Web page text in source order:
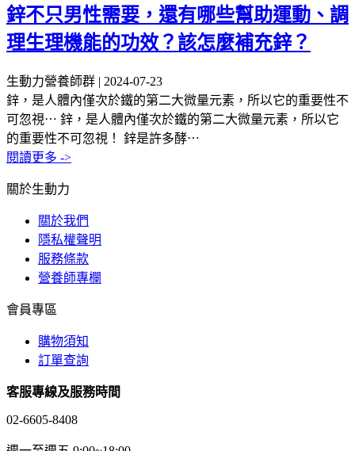
鋅不只男性需要，還有哪些幫助運動、調
理生理機能的功效？該怎麼補充鋅？
生動力營養師群 | 2024-07-23
鋅，是人體內僅次於鐵的第二大微量元素，所以它的重要性不
可忽視⋯ 鋅，是人體內僅次於鐵的第二大微量元素，所以它
的重要性不可忽視！ 鋅是許多酵⋯
閱讀更多 ->
關於生動力
關於我們
隱私權聲明
服務條款
營養師專欄
會員專區
購物須知
訂單查詢
客服專線及服務時間
02-6605-8408